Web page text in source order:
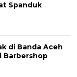
Spanduk
di Banda Aceh
Barbershop